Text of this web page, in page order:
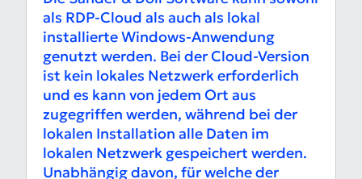
als RDP-Cloud als auch als lokal
installierte Windows-Anwendung
genutzt werden. Bei der Cloud-Version
ist kein lokales Netzwerk erforderlich
und es kann von jedem Ort aus
zugegriffen werden, während bei der
lokalen Installation alle Daten im
lokalen Netzwerk gespeichert werden.
Unabhängig davon, für welche der